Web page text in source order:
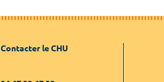
Contacter le CHU